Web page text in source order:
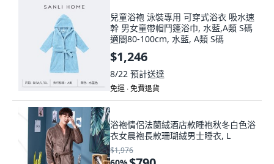
兒童浴袍 泳裝專用 可穿式浴衣 吸水速
幹 男女童帶帽鬥篷浴巾, 水藍,A類 S碼
適閤80-100cm, 水藍, A類 S碼
$1,246
8/22 預計送達
免運 ∙ 免費退貨
浴袍情侶法蘭絨酒店款睡袍秋冬白色浴
衣女晨袍長款珊瑚絨男士睡衣, L
$1,976